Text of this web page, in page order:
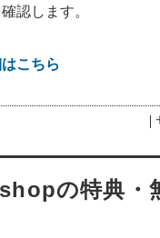
認します。
こちら
の特典・